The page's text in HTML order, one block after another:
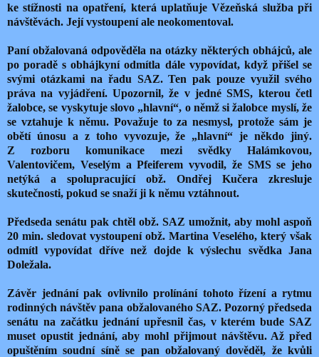
ke stížnosti na opatření, která uplatňuje Vězeňská služba při
návštěvách. Její vystoupení ale neokomentoval.
Paní obžalovaná odpověděla na otázky některých obhájců, ale
po poradě s obhájkyní odmítla dále vypovídat, když přišel se
svými otázkami na řadu SAZ. Ten pak pouze využil svého
práva na vyjádření. Upozornil, že v jedné SMS, kterou četl
žalobce, se vyskytuje slovo „hlavní“, o němž si žalobce myslí, že
se vztahuje k němu. Považuje to za nesmysl, protože sám je
obětí únosu a z toho vyvozuje, že „hlavní“ je někdo jiný.
Z rozboru komunikace mezi svědky Halámkovou,
Valentovičem, Veselým a Pfeiferem vyvodil, že SMS se jeho
netýká a spolupracující obž. Ondřej Kučera zkresluje
skutečnosti, pokud se snaží ji k němu vztáhnout.
Předseda senátu pak chtěl obž. SAZ umožnit, aby mohl aspoň
20 min. sledovat vystoupení obž. Martina Veselého, který však
odmítl vypovídat dříve než dojde k výslechu svědka Jana
Doležala.
Závěr jednání pak ovlivnilo prolínání tohoto řízení a rytmu
rodinných návštěv pana obžalovaného SAZ. Pozorný předseda
senátu na začátku jednání upřesnil čas, v kterém bude SAZ
muset opustit jednání, aby mohl přijmout návštěvu. Až před
opuštěním soudní síně se pan obžalovaný dověděl, že kvůli